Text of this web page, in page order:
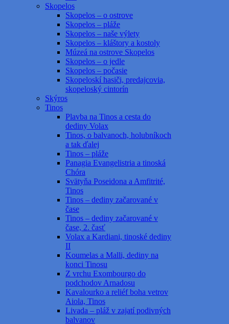
Skopelos
Skopelos – o ostrove
Skopelos – pláže
Skopelos – naše výlety
Skopelos – kláštory a kostoly
Múzeá na ostrove Skopelos
Skopelos – o jedle
Skopelos – počasie
Skopeloskí hasiči, predajcovia,
skopeloský cintorín
Skýros
Tinos
Plavba na Tinos a cesta do
dediny Volax
Tinos, o balvanoch, holubníkoch
a tak ďalej
Tinos – pláže
Panagia Evangelistria a tinoská
Chóra
Svätyňa Poseidona a Amfitrité,
Tinos
Tinos – dediny začarované v
čase
Tinos – dediny začarované v
čase, 2. časť
Volax a Kardiani, tinoské dediny
II
Koumelas a Malli, dediny na
konci Tinosu
Z vrchu Exombourgo do
podchodov Arnadosu
Kavalourko a reliéf boha vetrov
Aiola, Tinos
Livada – pláž v zajatí podivných
balvanov